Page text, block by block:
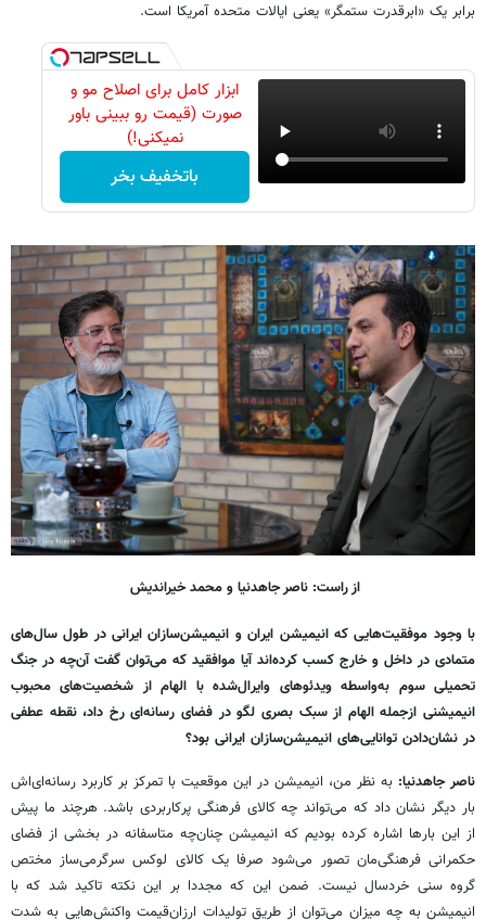
برابر یک «ابرقدرت ستمگر» یعنی ایالات متحده آمریکا است.
ابزار کامل برای اصلاح مو و
صورت (قیمت رو ببینی باور
نمیکنی!)
باتخفیف بخر
از راست: ناصر جاهدنیا و محمد خیراندیش
با وجود موفقیت‌هایی که انیمیشن ایران و انیمیشن‌سازان ایرانی در طول سال‌های
متمادی در داخل و خارج کسب کرده‌اند آیا موافقید که می‌توان گفت آن‌چه در جنگ
تحمیلی سوم به‌واسطه ویدئوهای وایرال‌شده با الهام از شخصیت‌های محبوب
انیمیشنی ازجمله الهام از سبک بصری لگو در فضای رسانه‌ای رخ داد، نقطه عطفی
در نشان‌دادن توانایی‌های انیمیشن‌سازان ایرانی بود؟
ناصر جاهدنیا: به نظر من، انیمیشن در این موقعیت با تمرکز بر کاربرد رسانه‌ای‌اش
بار دیگر نشان داد که می‌تواند چه کالای فرهنگی پرکاربردی باشد. هرچند ما پیش
از این بارها اشاره کرده بودیم که انیمیشن چنان‌چه متاسفانه در بخشی از فضای
حکمرانی فرهنگی‌مان تصور می‌شود صرفا یک کالای لوکس سرگرمی‌ساز مختص
گروه سنی خردسال نیست. ضمن این که مجددا بر این نکته تاکید شد که با
انیمیشن به چه میزان می‌توان از طریق تولیدات ارزان‌قیمت واکنش‌هایی به شدت